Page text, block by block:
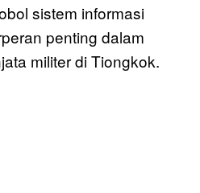
sistem informasi
penting dalam
militer di Tiongkok.